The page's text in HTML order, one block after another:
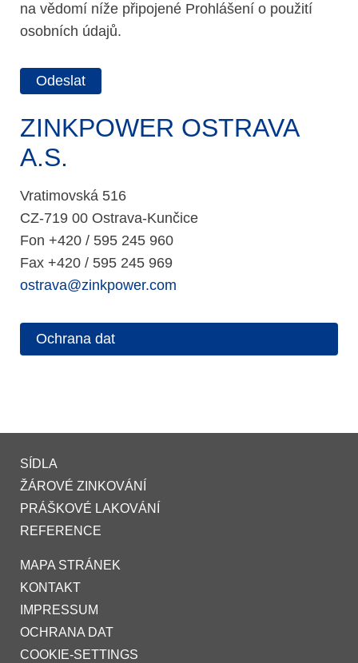
na vědomí níže připojené Prohlášení o použití
osobních údajů.
ZINKPOWER OSTRAVA
A.S.
Vratimovská 516
CZ-719 00 Ostrava-Kunčice
Fon +420 / 595 245 960
Fax +420 / 595 245 969
ostrava@zinkpower.com
Ochrana dat
SÍDLA
ŽÁROVÉ ZINKOVÁNÍ
PRÁŠKOVÉ LAKOVÁNÍ
REFERENCE
MAPA STRÁNEK
KONTAKT
IMPRESSUM
OCHRANA DAT
COOKIE-SETTINGS